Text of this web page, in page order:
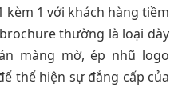
kèm 1 với khách hàng tiềm
thường là loại dày
màng mờ, ép nhũ logo
thể hiện sự đẳng cấp của